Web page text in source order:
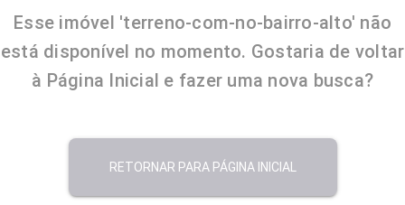
Esse imóvel 'terreno-com-no-bairro-alto' não
está disponível no momento. Gostaria de voltar
à Página Inicial e fazer uma nova busca?
RETORNAR PARA PÁGINA INICIAL